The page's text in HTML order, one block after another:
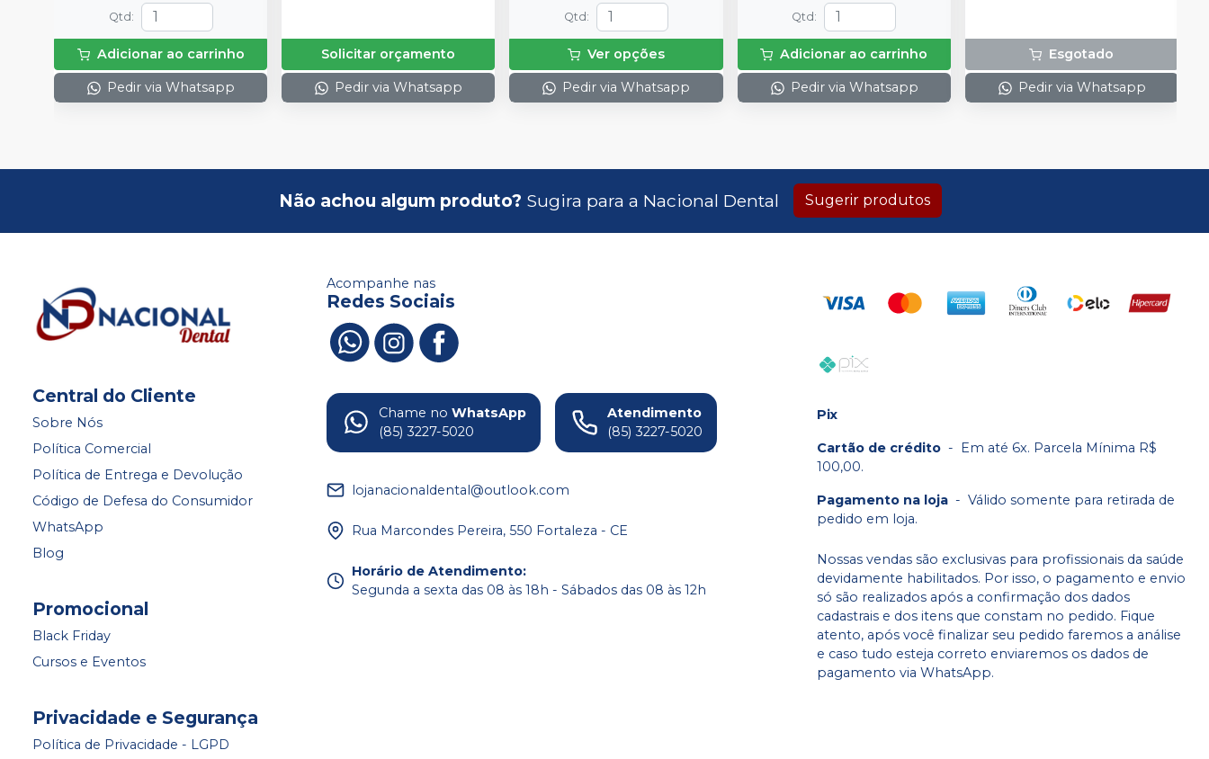
Qtd :
Adicionar ao carrinho
Pedir via Whatsapp
Solicitar orçamento
Pedir via Whatsapp
Qtd :
Ver opções
Pedir via Whatsapp
espátula e uma placa para
preparo do gel e 1 Top Dam
com 2g.
Qtd :
Adicionar ao carrinho
Pedir via Whatsapp
Auxiliar. (Pin Tweezer)
Esgotado
Pedir via Whatsapp
Não achou algum produto? Sugira para a Nacional Dental Sugerir produtos
Central do Cliente
Sobre Nós
Política Comercial
Política de Entrega e Devolução
Código de Defesa do Consumidor
WhatsApp
Blog
Promocional
Black Friday
Cursos e Eventos
Privacidade e Segurança
Política de Privacidade - LGPD
Acompanhe nas
Redes Sociais
Chame no WhatsApp
(85) 3227-5020
Atendimento
(85) 3227-5020
lojanacionaldental@outlook.com
Rua Marcondes Pereira, 550 Fortaleza - CE
Horário de Atendimento:
Segunda a sexta das 08 às 18h - Sábados das 08 às 12h
Pix
Cartão de crédito - Em até 6x. Parcela Mínima R$
100,00.
Pagamento na loja - Válido somente para retirada de
pedido em loja.
Nossas vendas são exclusivas para profissionais da saúde
devidamente habilitados. Por isso, o pagamento e envio
só são realizados após a confirmação dos dados
cadastrais e dos itens que constam no pedido. Fique
atento, após você finalizar seu pedido faremos a análise
e caso tudo esteja correto enviaremos os dados de
pagamento via WhatsApp.